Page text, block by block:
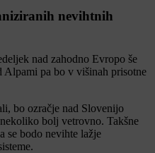
nevihtnih
nad zahodno Evropo še
pa bo v višinah prisotne
bo ozračje nad Slovenijo
bolj vetrovno. Takšne
se bodo nevihte lažje